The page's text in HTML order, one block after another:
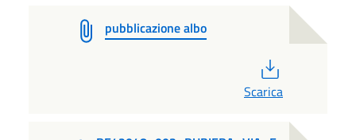
pubblicazione albo
Scarica